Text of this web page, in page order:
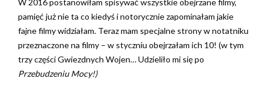
W 2016 postanowiłam spisywać wszystkie obejrzane filmy,
pamięć już nie ta co kiedyś i notorycznie zapominałam jakie
fajne filmy widziałam. Teraz mam specjalne strony w notatniku
przeznaczone na filmy – w styczniu obejrzałam ich 10! (w tym
trzy części Gwiezdnych Wojen… Udzieliło mi się po
Przebudzeniu Mocy!)